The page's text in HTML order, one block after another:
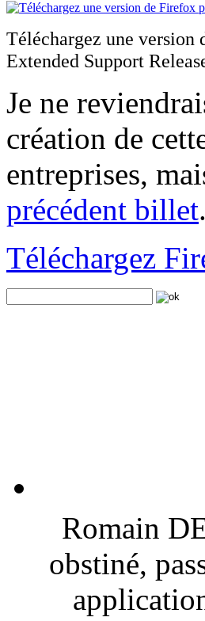
Téléchargez une
Extended Support
Je ne
création de
entreprises,
précédent billet.
Téléchargez
Romain
obstiné,